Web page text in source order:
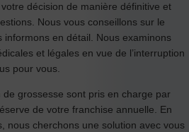
décision de manière définitive et
Nous vous conseillons sur le
informons en détail. Nous examinons
et légales en vue de l’interruption
pour vous.
de grossesse sont pris en charge par
de votre franchise annuelle. En
nous cherchons une solution avec vous